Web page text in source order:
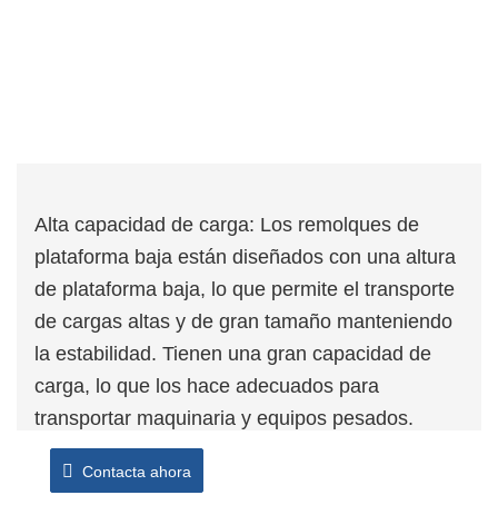
Alta capacidad de carga: Los remolques de
plataforma baja están diseñados con una altura
de plataforma baja, lo que permite el transporte
de cargas altas y de gran tamaño manteniendo
la estabilidad. Tienen una gran capacidad de
carga, lo que los hace adecuados para
transportar maquinaria y equipos pesados.
Fácil carga y descarga: La baja altura de la
plataforma de los remolques de plataforma baja
Contacta ahora